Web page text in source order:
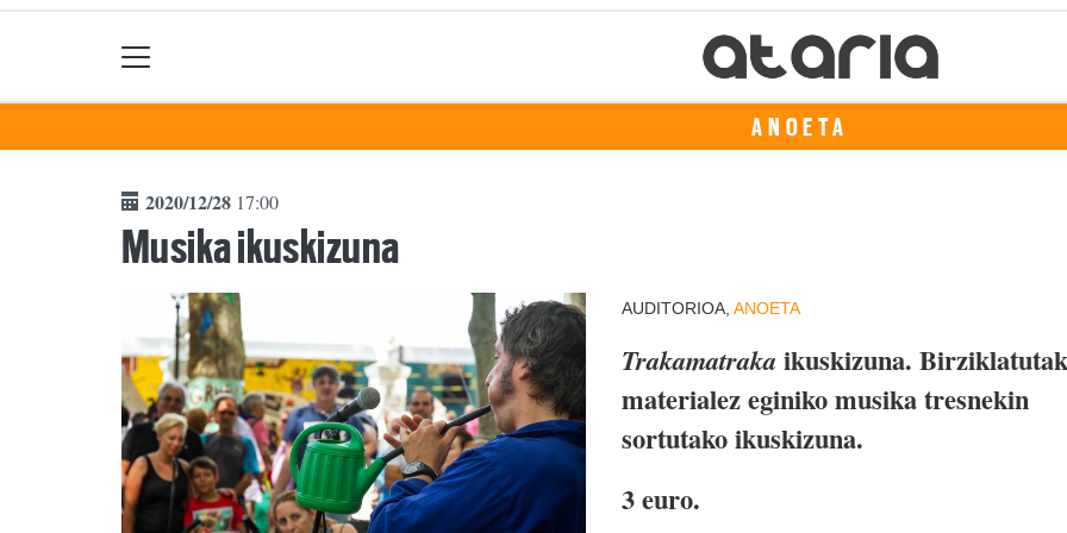
ANOETA
2020/12/28 17:00
Musika ikuskizuna
AUDITORIOA, ANOETA
Trakamatraka ikuskizuna.
materialez eginiko musika tresnekin
sortutako ikuskizuna.
3 euro.